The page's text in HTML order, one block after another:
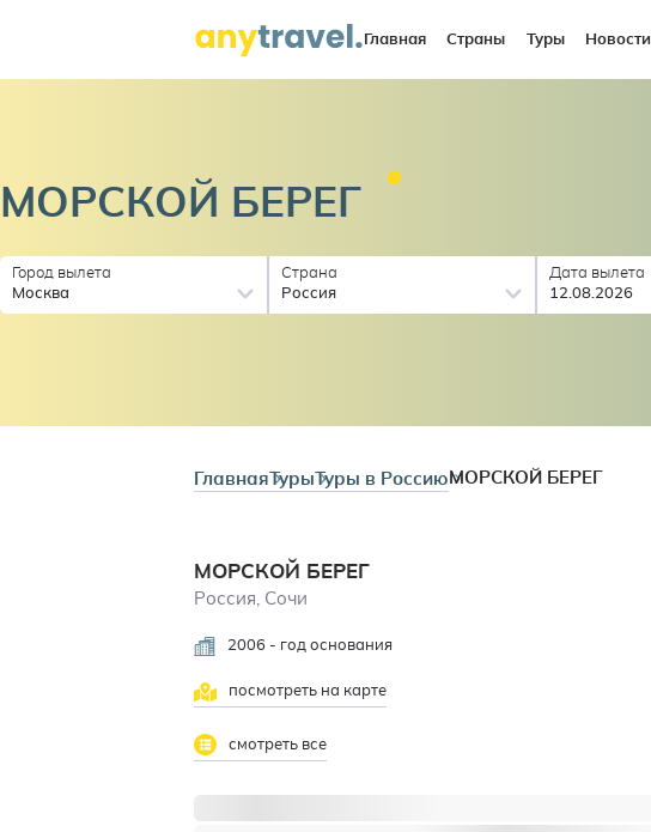
Главная Страны Туры Новости
МОРСКОЙ БЕРЕГ
Город вылета
Москва
Страна
Россия
Дата вылета
12.08.2026
ГлавнаяТурыТуры в Россию МОРСКОЙ БЕРЕГ
МОРСКОЙ БЕРЕГ
Россия, Сочи
2006 - год основания
посмотреть на карте
смотреть все